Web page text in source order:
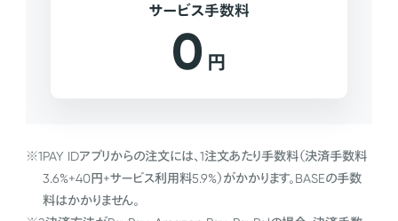
サービス手数料
0 円
※1PAY IDアプリからの注文には、1注文あたり手数料（決済手数料
3.6%+40円+サービス利用料5.9%）がかかります。BASEの手数
料はかかりません。